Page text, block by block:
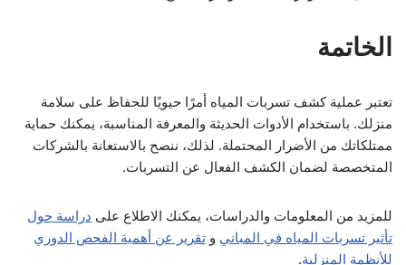
الخاتمة
تعتبر عملية كشف تسربات المياه أمرًا حيويًا للحفاظ على سلامة
منزلك. باستخدام الأدوات الحديثة والمعرفة المناسبة، يمكنك حماية
ممتلكاتك من الأضرار المحتملة. لذلك، ننصح بالاستعانة بالشركات
المتخصصة لضمان الكشف الفعال عن التسربات.
للمزيد من المعلومات والدراسات، يمكنك الاطلاع على دراسة حول
تأثير تسربات المياه في المباني و تقرير عن أهمية الفحص الدوري
للأنظمة المنزلية.